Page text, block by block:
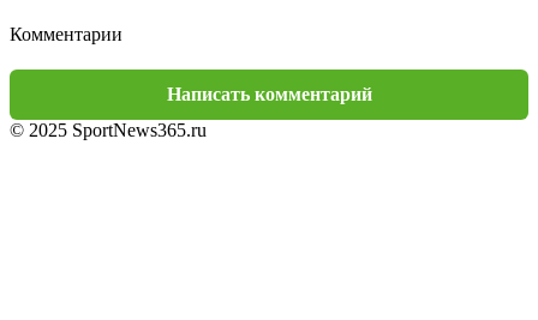
Комментарии
Написать комментарий
© 2025 SportNews365.ru